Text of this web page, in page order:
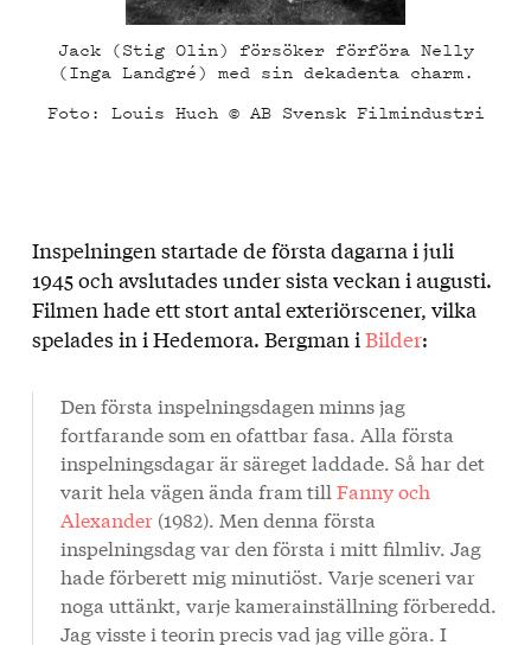
Jack (Stig Olin) försöker förföra Nelly
(Inga Landgré) med sin dekadenta charm.
Foto: Louis Huch © AB Svensk Filmindustri
Inspelningen startade de första dagarna i juli
1945 och avslutades under sista veckan i augusti.
Filmen hade ett stort antal exteriörscener, vilka
spelades in i Hedemora. Bergman iBilder:
Den första inspelningsdagen minns jag
fortfarande som en ofattbar fasa. Alla första
inspelningsdagar är säreget laddade. Så har det
varit he­la vägen ända fram till Fanny och
Alexander(1982). Men denna första
inspelningsdag var den första i mitt filmliv. Jag
hade förberett mig minutiöst. Varje sceneri var
noga uttänkt, varje kamerainställning förberedd.
Jag visste i teorin precis vad jag ville göra. I